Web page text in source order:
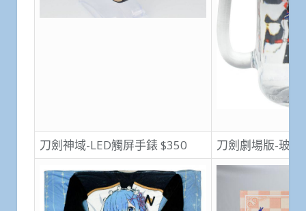
刀劍神域-LED觸屏手錶 $350 刀劍劇場版-玻